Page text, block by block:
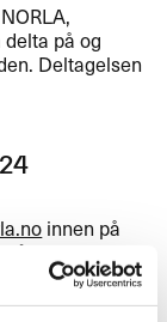
NORLA,
p​å og
Deltagelsen
innen p​å​
betales
enn 15.